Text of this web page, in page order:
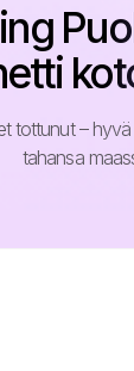
tottunut –
tahansa